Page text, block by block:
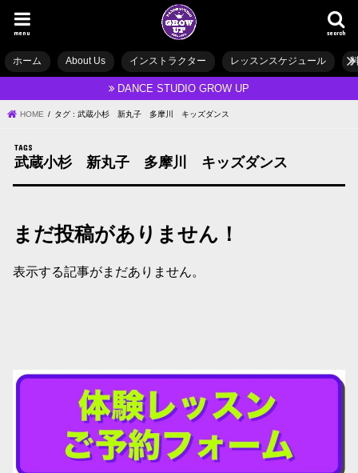
search
menu
ホーム About Us インストラクター レッスンスケジュール
DANCE STUDIO GROW UP
HOME タグ : 武蔵小杉 新丸子 多摩川 キッズダンス
武蔵小杉 新丸子 多摩川 キッズダンス
まだ投稿がありません！
表示する記事がまだありません。